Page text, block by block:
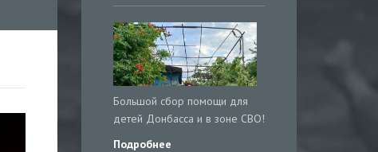
Большой сбор помощи для
детей Донбасса и в зоне СВО!
Подробнее